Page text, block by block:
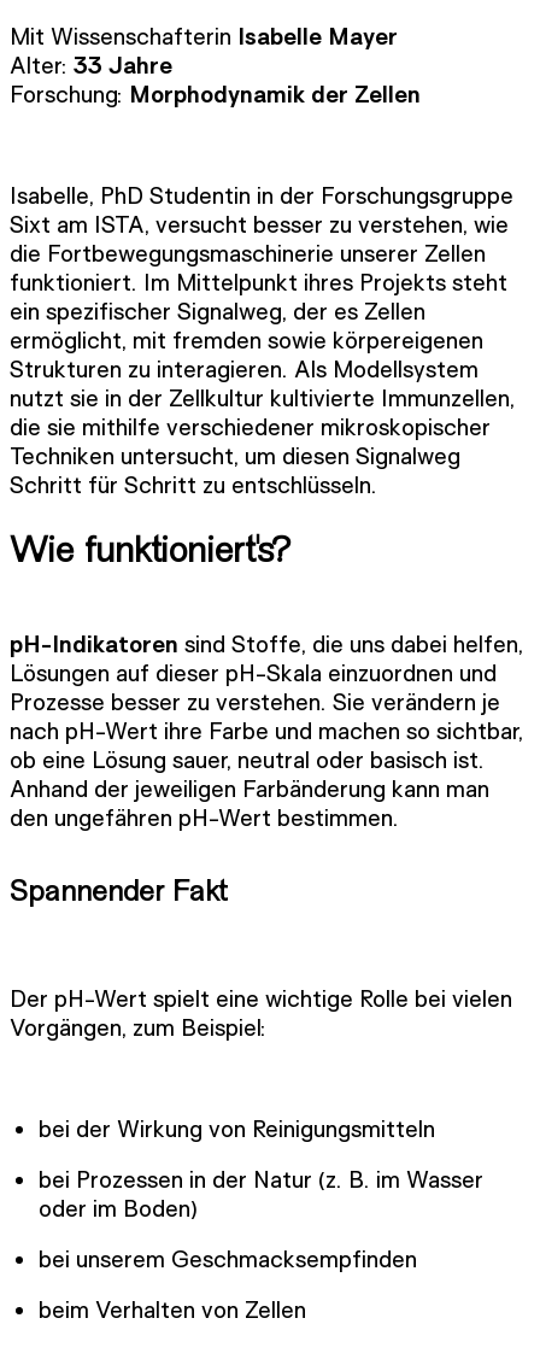
Mit Wissenschafterin Isabelle Mayer
Alter: 33 Jahre
Forschung: Morphodynamik der Zellen
Isabelle, PhD Studentin in der Forschungsgruppe
Sixt am ISTA, versucht besser zu verstehen, wie
die Fortbewegungsmaschinerie unserer Zellen
funktioniert. Im Mittelpunkt ihres Projekts steht
ein spezifischer Signalweg, der es Zellen
ermöglicht, mit fremden sowie körpereigenen
Strukturen zu interagieren. Als Modellsystem
nutzt sie in der Zellkultur kultivierte Immunzellen,
die sie mithilfe verschiedener mikroskopischer
Techniken untersucht, um diesen Signalweg
Schritt für Schritt zu entschlüsseln.
Wie funktioniert's?
pH-Indikatoren sind Stoffe, die uns dabei helfen,
Lösungen auf dieser pH-Skala einzuordnen und
Prozesse besser zu verstehen. Sie verändern je
nach pH-Wert ihre Farbe und machen so sichtbar,
ob eine Lösung sauer, neutral oder basisch ist.
Anhand der jeweiligen Farbänderung kann man
den ungefähren pH-Wert bestimmen.
Spannender Fakt
Der pH-Wert spielt eine wichtige Rolle bei vielen
Vorgängen, zum Beispiel:
bei der Wirkung von Reinigungsmitteln
bei Prozessen in der Natur (z. B. im Wasser
oder im Boden)
bei unserem Geschmacksempfinden
beim Verhalten von Zellen